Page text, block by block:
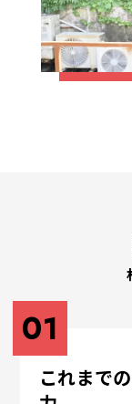
01
これまで